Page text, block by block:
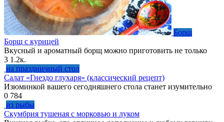
Борщ
Борщ с курицей
Вкусный и ароматный борщ можно приготовить не только
3 1.2к.
на праздничный стол
Салат «Гнездо глухаря» (классический рецепт)
Изюминкой вашего сегодняшнего стола станет изумительно
0 784
из рыбы
Скумбрия тушеная с морковью и луком